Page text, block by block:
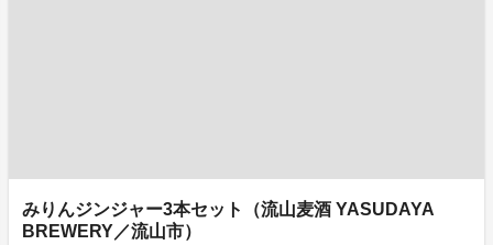
みりんジンジャー3本セット（流山麦酒 YASUDAYA
BREWERY／流山市）